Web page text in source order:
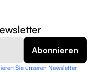
Sie unseren Newsletter